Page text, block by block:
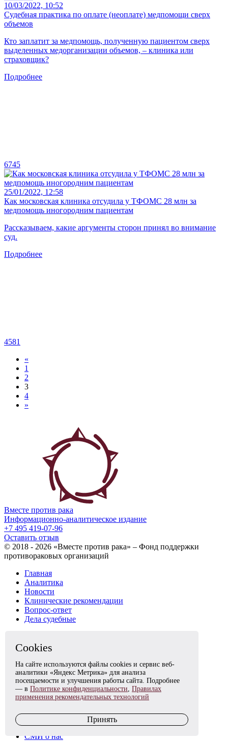
10/03/2022, 10:52
Судебная практика по оплате (неоплате) медпомощи сверх
объемов
Кто заплатит за медпомощь, полученную пациентом сверх
выделенных медорганизации объемов, – клиника или
страховщик?
Подробнее
6745
25/01/2022, 12:58
Как московская клиника отсудила у ТФОМС 28 млн за
медпомощь иногородним пациентам
Рассказываем, какие аргументы сторон принял во внимание
суд.
Подробнее
4581
«
1
2
3
4
»
Вместе против рака
Информационно-аналитическое издание
+7 495 419-07-96
Оставить отзыв
© 2018 - 2026 «Вместе против рака» – Фонд поддержки
противораковых организаций
Главная
Аналитика
Новости
Клинические рекомендации
Вопрос-ответ
Дела судебные
Календарь мероприятий
Круглые столы
Школы и вебинары
Час онкологии с Полиной Габай
О фонде
Партнеры
СМИ о нас
Cookies
На сайте используются файлы cookies и сервис веб-
аналитики «Яндекс Метрика» для анализа
посещаемости и улучшения работы сайта. Подробнее
— в Политике конфиденциальности, Правилах
применения рекомендательных технологий
Принять